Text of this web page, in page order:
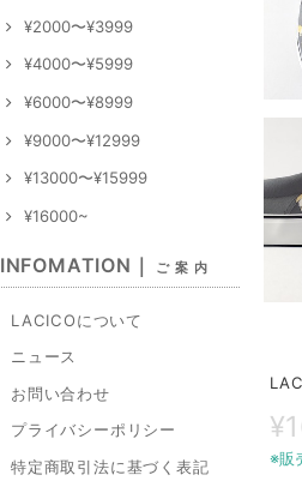
¥2000〜¥3999
¥4000〜¥5999
¥6000〜¥8999
¥9000〜¥12999
¥13000〜¥15999
¥16000~
INFOMATION｜ ご 案 内
LACICOについて
ニュース
お問い合わせ
プライバシーポリシー
特定商取引法に基づく表記
※販